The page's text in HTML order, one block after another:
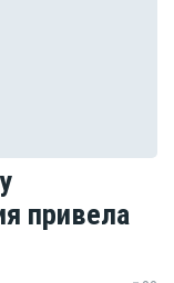
привела